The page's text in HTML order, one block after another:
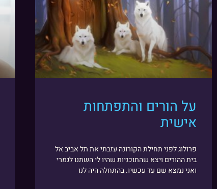
על הורים והתפתחות
אישית
פרולוג לפני תחילת הקורונה עזבתי את תל אביב אל
בית ההורים ויצא שהתוכניות שהיו לי השתנו לגמרי
ואני נמצא שם עד עכשיו. בהתחלה היה לנו